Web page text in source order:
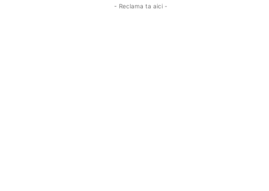
- Reclama ta aici -